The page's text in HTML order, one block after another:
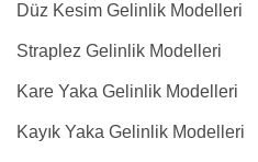
Düz Kesim Gelinlik Modelleri
Straplez Gelinlik Modelleri
Kare Yaka Gelinlik Modelleri
Kayık Yaka Gelinlik Modelleri